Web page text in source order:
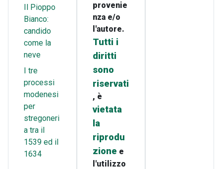
Il Pioppo
Bianco:
candido
come la
neve
I tre
processi
modenesi
per
stregoneri
a tra il
1539 ed il
1634
provenie
nza e/o
l'autore.
Tutti i
diritti
sono
riservati
, è
vietata
la
riprodu
zione e
l'utilizzo